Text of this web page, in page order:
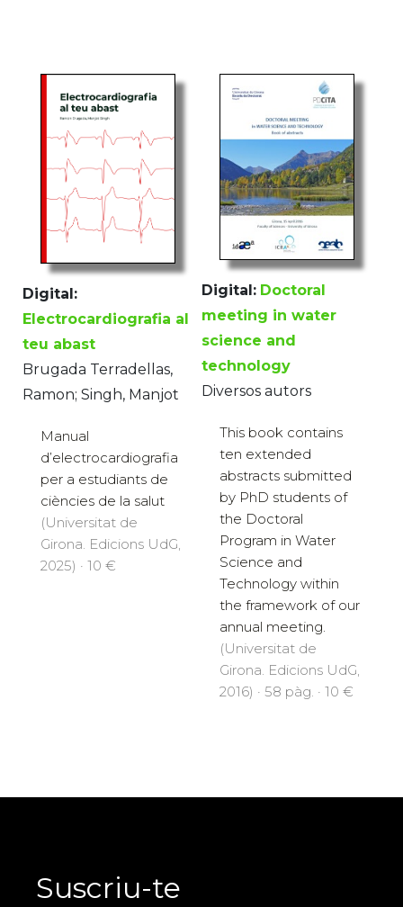
Digital:
Electrocardiografia al
teu abast
Brugada Terradellas,
Ramon; Singh, Manjot
Manual
d’electrocardiografia
per a estudiants de
ciències de la salut
(Universitat de
Girona. Edicions UdG,
2025) · 10 €
Digital: Doctoral
meeting in water
science and
technology
Diversos autors
This book contains
ten extended
abstracts submitted
by PhD students of
the Doctoral
Program in Water
Science and
Technology within
the framework of our
annual meeting.
(Universitat de
Girona. Edicions UdG,
2016) · 58 pàg. · 10 €
Suscriu-te